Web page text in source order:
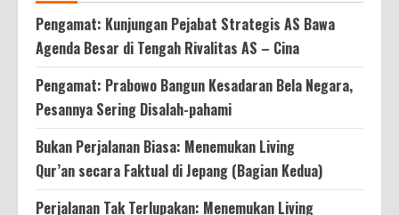
Pengamat: Kunjungan Pejabat Strategis AS Bawa
Agenda Besar di Tengah Rivalitas AS – Cina
Pengamat: Prabowo Bangun Kesadaran Bela Negara,
Pesannya Sering Disalah-pahami
Bukan Perjalanan Biasa: Menemukan Living
Qur’an secara Faktual di Jepang (Bagian Kedua)
Perjalanan Tak Terlupakan: Menemukan Living